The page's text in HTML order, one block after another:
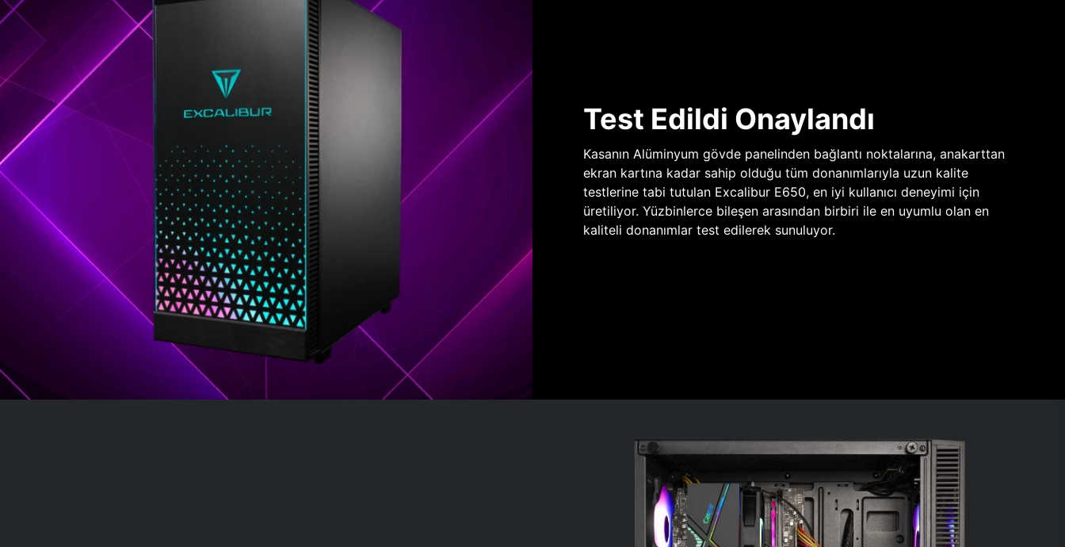
Test Edildi Onaylandı
Kasanın Alüminyum gövde panelinden bağlantı noktalarına, anakarttan
ekran kartına kadar sahip olduğu tüm donanımlarıyla uzun kalite
testlerine tabi tutulan Excalibur E650, en iyi kullanıcı deneyimi için
üretiliyor. Yüzbinlerce bileşen arasından birbiri ile en uyumlu olan en
kaliteli donanımlar test edilerek sunuluyor.